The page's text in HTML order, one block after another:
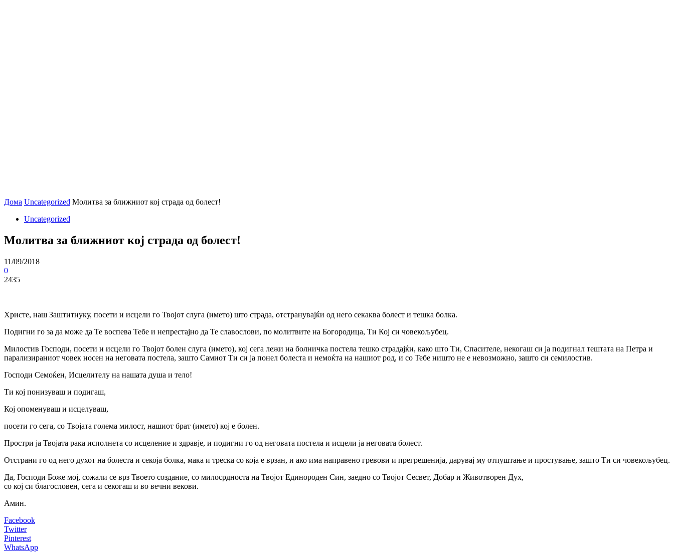
Дома Uncategorized Молитва за ближниот кој страда од болест!
Uncategorized
Молитва за ближниот кој страда од болест!
11/09/2018
0
2435
Христе, наш Заштитнуку, посети и исцели го Твојот слуга (името) што страда, отстранувајќи од него секаква болест и тешка болка.
Подигни го за да може да Те воспева Тебе и непрестајно да Те славослови, по молитвите на Богородица, Ти Кој си човекољубец.
Милостив Господи, посети и исцели го Твојот болен слуга (името), кој сега лежи на болничка постела тешко страдајќи, како што Ти, Спасителе, некогаш си ја подигнал тештата на Петра и
парализираниот човек носен на неговата постела, зашто Самиот Ти си ја понел болеста и немоќта на нашиот род, и со Тебе ништо не е невозможно, зашто си семилостив.
Господи Семоќен, Исцелителу на нашата душа и тело!
Ти кој понизуваш и подигаш,
Кој опоменуваш и исцелуваш,
посети го сега, со Твојата голема милост, нашиот брат (името) кој е болен.
Простри ја Твојата рака исполнета со исцеление и здравје, и подигни го од неговата постела и исцели ја неговата болест.
Отстрани го од него духот на болеста и секоја болка, мака и треска со која е врзан, и ако има направено гревови и прегрешенија, дарувај му отпуштање и простување, зашто Ти си човекољубец.
Да, Господи Боже мој, сожали се врз Твоето создание, со милосрдноста на Твојот Единороден Син, заедно со Твојот Сесвет, Добар и Животворен Дух,
со кој си благословен, сега и секогаш и во вечни векови.
Амин.
Facebook
Twitter
Pinterest
WhatsApp